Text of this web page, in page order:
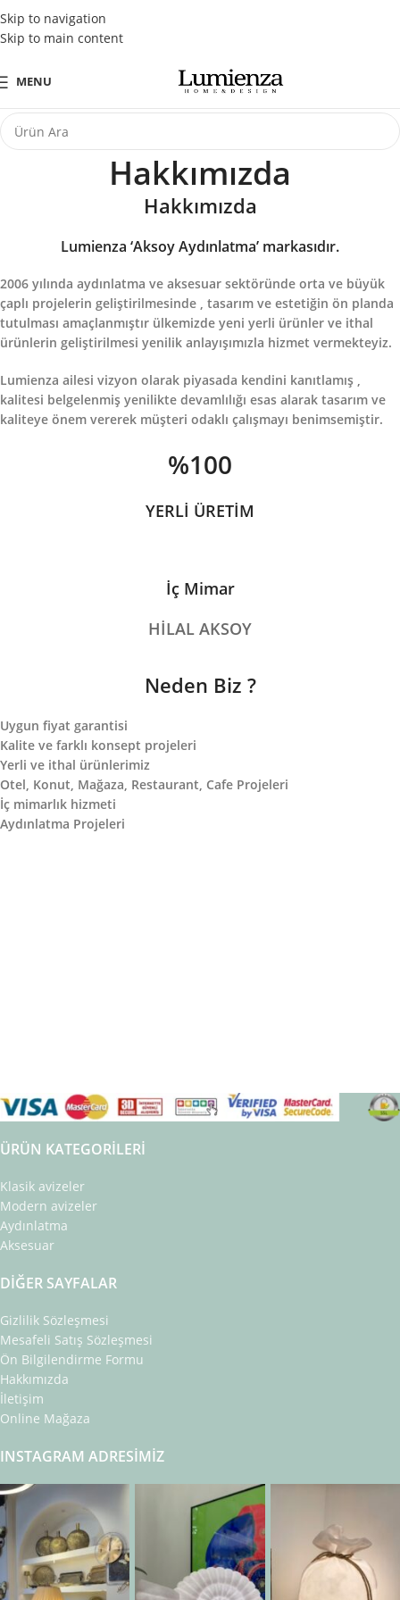
Skip to navigation
Skip to main content
Tüm Kredi Kartlarına Peşin Fiyatına 3 Taksit Fırsatı
MENU
Hakkımızda
Hakkımızda
Lumienza ‘Aksoy Aydınlatma’ markasıdır.
2006 yılında aydınlatma ve aksesuar sektöründe orta ve büyük
çaplı projelerin geliştirilmesinde , tasarım ve estetiğin ön planda
tutulması amaçlanmıştır ülkemizde yeni yerli ürünler ve ithal
ürünlerin geliştirilmesi yenilik anlayışımızla hizmet vermekteyiz.
Lumienza ailesi vizyon olarak piyasada kendini kanıtlamış ,
kalitesi belgelenmiş yenilikte devamlılığı esas alarak tasarım ve
kaliteye önem vererek müşteri odaklı çalışmayı benimsemiştir.
%100
YERLİ ÜRETİM
İç Mimar
HİLAL AKSOY
Neden Biz ?
Uygun fiyat garantisi
Kalite ve farklı konsept projeleri
Yerli ve ithal ürünlerimiz
Otel, Konut, Mağaza, Restaurant, Cafe Projeleri
İç mimarlık hizmeti
Aydınlatma Projeleri
ÜRÜN KATEGORILERI
Klasik avizeler
Modern avizeler
Aydınlatma
Aksesuar
DIĞER SAYFALAR
Gizlilik Sözleşmesi
Mesafeli Satış Sözleşmesi
Ön Bilgilendirme Formu
Hakkımızda
İletişim
Online Mağaza
INSTAGRAM ADRESIMIZ